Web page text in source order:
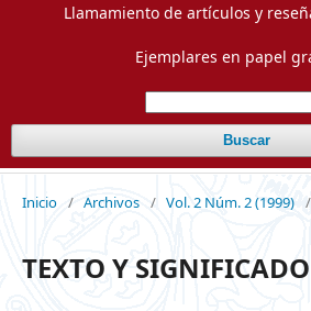
Llamamiento de artículos y
Ejemplares en papel
Buscar
Inicio / Archivos / Vol. 2 Núm. 2 (1999) /
TEXTO Y SIGNIFICADO